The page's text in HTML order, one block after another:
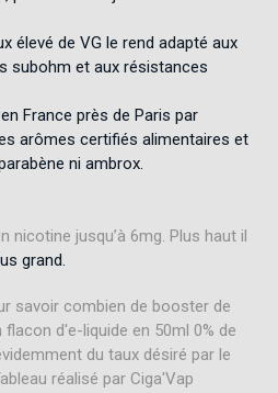
élevé de VG le rend adapté aux
subohm et aux résistances
France près de Paris par
arômes certifiés alimentaires et
ni ambrox
nicotine jusqu’à 6mg. Plus haut il
grand.